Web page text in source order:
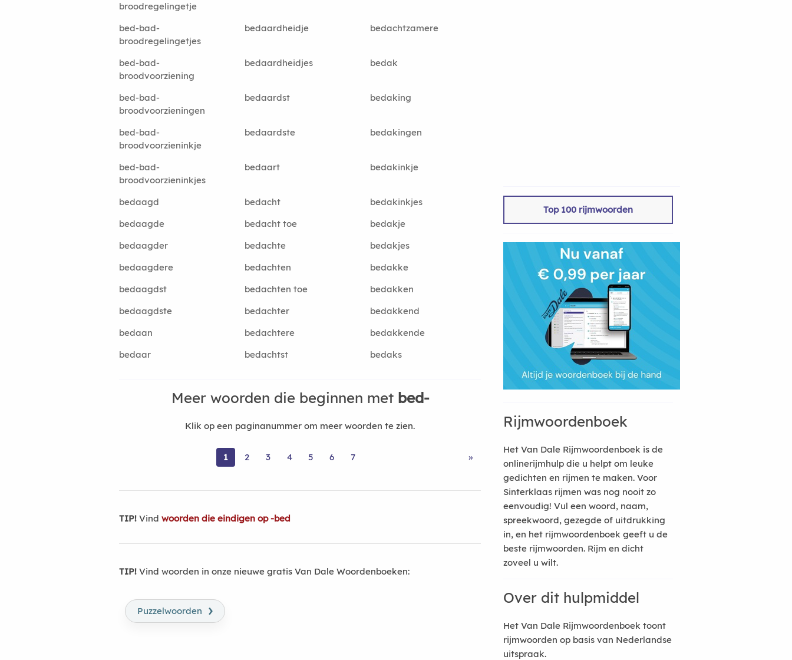
broodregelingetje
bed-bad-
broodregelingetjes
bedaardheidje bedachtzamere
bed-bad-
broodvoorziening
bedaardheidjes bedak
bed-bad-
broodvoorzieningen
bedaardst bedaking
bed-bad-
broodvoorzieninkje
bedaardste bedakingen
bed-bad-
broodvoorzieninkjes
bedaart bedakinkje
bedaagd bedacht
bedakinkjes
bedaagde
bedacht toe
bedakje
bedaagder
bedachte
bedakjes
bedaagdere
bedachten
bedakke
bedaagdst
bedachten toe
bedakken
bedaagdste
bedachter
bedakkend
bedaan
bedachtere
bedakkende
bedaar
bedachtst bedaks
Meer woorden die beginnen met bed-
Klik op een paginanummer om meer woorden te zien.
1 2 3 4 5 6 7 »
TIP! Vind woorden die eindigen op -bed
TIP! Vind woorden in onze nieuwe gratis Van Dale Woordenboeken:
Puzzelwoorden ›
Top 100 rijmwoorden
Rijmwoordenboek
Het Van Dale Rijmwoordenboek is de
onlinerijmhulp die u helpt om leuke
gedichten en rijmen te maken. Voor
Sinterklaas rijmen was nog nooit zo
eenvoudig! Vul een woord, naam,
spreekwoord, gezegde of uitdrukking
in, en het rijmwoordenboek geeft u de
beste rijmwoorden. Rijm en dicht
zoveel u wilt.
Over dit hulpmiddel
Het Van Dale Rijmwoordenboek toont
rijmwoorden op basis van Nederlandse
uitspraak.